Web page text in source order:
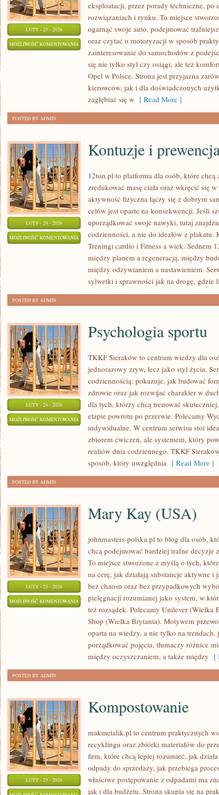
LUTY - 25 - 2026
MOŻLIWOŚĆ KOMENTOWANIA ZAKUP
OPLA
PORADNIK
eksploatacji, przez porady techniczne, po
rozwiązaniach i rynku. To miejsce
ogarnąć swoje auto, podejmować
oraz czytać o motoryzacji w sposób
zainteresowanie do samochodów z
się nie tylko styl czy osiągi, ale też
Opel w Polsce. Strona jest przyjazna
kierowców, jak i dla doświadczonych
zagłębiać się w [ Read More ]
POSTED BY ADMIN
LUTY - 24 - 2026
MOŻLIWOŚĆ KOMENTOWANIA KONTUZJE
PREWENCJA
Kontuzje i
12ton.pl to platforma dla osób, które chcą
zredukować masę ciała oraz wkręcić się
aktywność fizyczna łączy się z dobrym
celów jest oparte na konsekwencji. Jeśli
uporządkować swoje nawyki, tutaj
codzienności, a nie do ideałów z plakatu.
Treningi cardio i Fitness a wiek. Sednem
między planem a regeneracją, między
między odżywianiem a nastawieniem.
sylwetki i sprawności jak na drogę, gdzie
POSTED BY ADMIN
LUTY - 24 - 2026
MOŻLIWOŚĆ KOMENTOWANIA PSYCHOLOGIA
SPORTU
Psychologia sportu
TKKF Sieraków to centrum wiedzy dla
jednorazowy zryw, lecz jako styl życia.
codziennością: pokazuje, jak budować
zdrowie oraz jak rozwijać charakter w
dla tych, którzy chcą trenować
etapie powrotu po przerwie. Polecamy
indywidualne. W centrum serwisu stoi
zbiorem ćwiczeń, ale systemem, który
realiów dnia codziennego. TKKF
sposób, który uwzględnia [ Read More ]
POSTED BY ADMIN
LUTY - 23 - 2026
MOŻLIWOŚĆ KOMENTOWANIA MARY
(USA)
Mary Kay (USA)
johnmasters-polska.pl to blog dla osób,
chcą podejmować bardziej trafne decyzje
To miejsce stworzone z myślą o tych,
na cerę, jak działają substancje aktywne
bez chaosu oraz bez przypadkowych
pielęgnacji rozumianej jako system, w
też rozsądek. Polecamy Unilever (Wielka
Shop (Wielka Brytania). Motywem
oparta na wiedzy, a nie tylko na
porządkować pojęcia, tłumaczy różnice
między oczyszczaniem, a także między [
POSTED BY ADMIN
LUTY - 23 - 2026
Kompostowanie
makmetalik.pl to centrum praktycznych
recyklingu oraz zbiórki materiałów do
firm, które chcą lepiej rozumieć, jak
odpady do sprzedaży, jak przebiega
właściwe postępowanie z odpadami ma
jak i dla budżetu. Strona skupia się na